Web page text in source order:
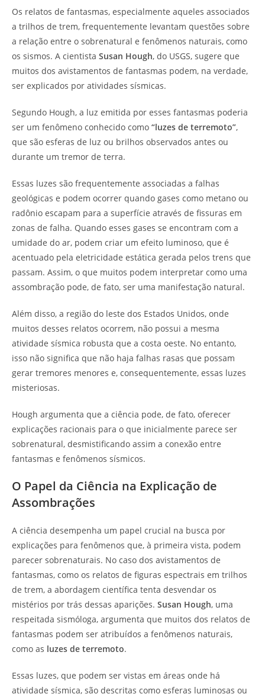
Os relatos de fantasmas, especialmente aqueles associados
a trilhos de trem, frequentemente levantam questões sobre
a relação entre o sobrenatural e fenômenos naturais, como
os sismos. A cientista Susan Hough, do USGS, sugere que
muitos dos avistamentos de fantasmas podem, na verdade,
ser explicados por atividades sísmicas.
Segundo Hough, a luz emitida por esses fantasmas poderia
ser um fenômeno conhecido como “luzes de terremoto”,
que são esferas de luz ou brilhos observados antes ou
durante um tremor de terra.
Essas luzes são frequentemente associadas a falhas
geológicas e podem ocorrer quando gases como metano ou
radônio escapam para a superfície através de fissuras em
zonas de falha. Quando esses gases se encontram com a
umidade do ar, podem criar um efeito luminoso, que é
acentuado pela eletricidade estática gerada pelos trens que
passam. Assim, o que muitos podem interpretar como uma
assombração pode, de fato, ser uma manifestação natural.
Além disso, a região do leste dos Estados Unidos, onde
muitos desses relatos ocorrem, não possui a mesma
atividade sísmica robusta que a costa oeste. No entanto,
isso não significa que não haja falhas rasas que possam
gerar tremores menores e, consequentemente, essas luzes
misteriosas.
Hough argumenta que a ciência pode, de fato, oferecer
explicações racionais para o que inicialmente parece ser
sobrenatural, desmistificando assim a conexão entre
fantasmas e fenômenos sísmicos.
O Papel da Ciência na Explicação de
Assombrações
A ciência desempenha um papel crucial na busca por
explicações para fenômenos que, à primeira vista, podem
parecer sobrenaturais. No caso dos avistamentos de
fantasmas, como os relatos de figuras espectrais em trilhos
de trem, a abordagem científica tenta desvendar os
mistérios por trás dessas aparições. Susan Hough, uma
respeitada sismóloga, argumenta que muitos dos relatos de
fantasmas podem ser atribuídos a fenômenos naturais,
como as luzes de terremoto.
Essas luzes, que podem ser vistas em áreas onde há
atividade sísmica, são descritas como esferas luminosas ou